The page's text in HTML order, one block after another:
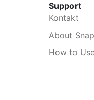
Support
Kontakt
About
How to